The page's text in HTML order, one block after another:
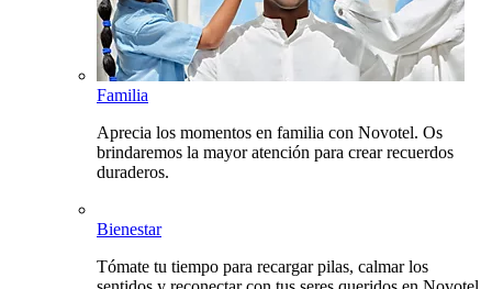
Familia
Aprecia los momentos en familia con Novotel. Os
brindaremos la mayor atención para crear recuerdos
duraderos.
Bienestar
Tómate tu tiempo para recargar pilas, calmar los